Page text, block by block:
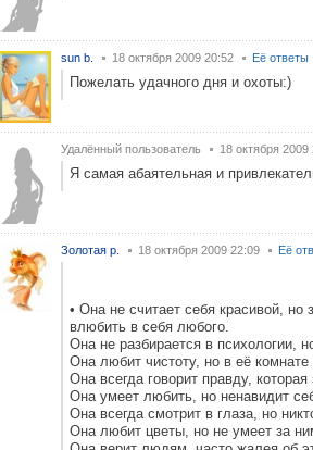
sun b. 18 октября 2009 20:52 Её ответы
Пожелать удачного дня и охоты:)
Удалённый пользователь 18 октября 2009
Я самая абаятельная и
Золотая р. 18 октября 2009 22:09 Её
• Она не считает себя красивой, но
влюбить в себя любого.
Она не разбирается в психологии,
Она любит чистоту, но в её
Она всегда говорит правду,
Она умеет любить, но ненавидит
Она всегда смотрит в глаза, но
Она любит цветы, но не умеет за